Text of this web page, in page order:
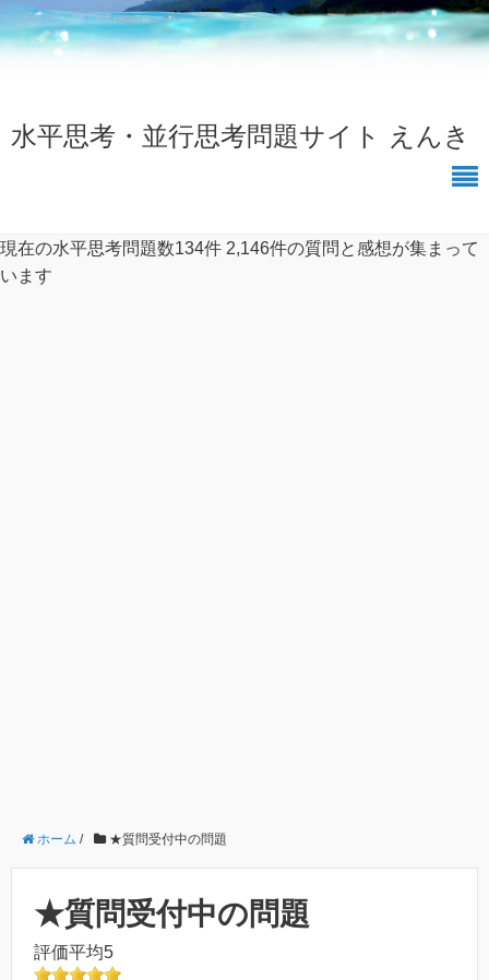
水平思考・並行思考問題サイト えんき
現在の水平思考問題数134件 2,146件の質問と感想が集まって
います
ホーム / ★質問受付中の問題
★質問受付中の問題
評価平均5